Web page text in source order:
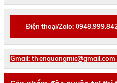
Điện thoại/Zalo: 0948.999.842
Gmail: thienquangmie@gmail.com